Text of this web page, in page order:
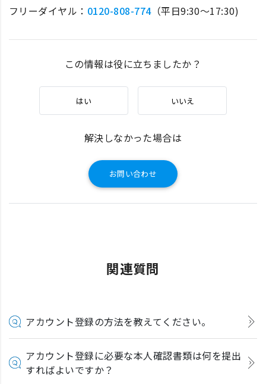
フリーダイヤル： 0120-808-774（平日9:30～17:30)
この情報は役に立ちましたか？
はい いいえ
解決しなかった場合は
お問い合わせ
関連質問
アカウント登録の方法を教えてください。
アカウント登録に必要な本人確認書類は何を提出
すればよいですか？